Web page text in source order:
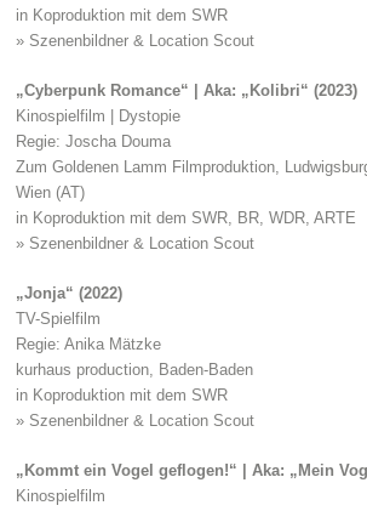
in Koproduktion mit dem SWR
» Szenenbildner & Location Scout
„Cyberpunk Romance“ | Aka: „Kolibri“ (2023)
Kinospielfilm | Dystopie
Regie: Joscha Douma
Zum Goldenen Lamm Filmproduktion,
Wien (AT)
in Koproduktion mit dem SWR, BR, WDR, ARTE
» Szenenbildner & Location Scout
„Jonja“ (2022)
TV-Spielfilm
Regie: Anika Mätzke
kurhaus production, Baden-Baden
in Koproduktion mit dem SWR
» Szenenbildner & Location Scout
„Kommt ein Vogel geflogen!“ | Aka: „Mein
Kinospielfilm